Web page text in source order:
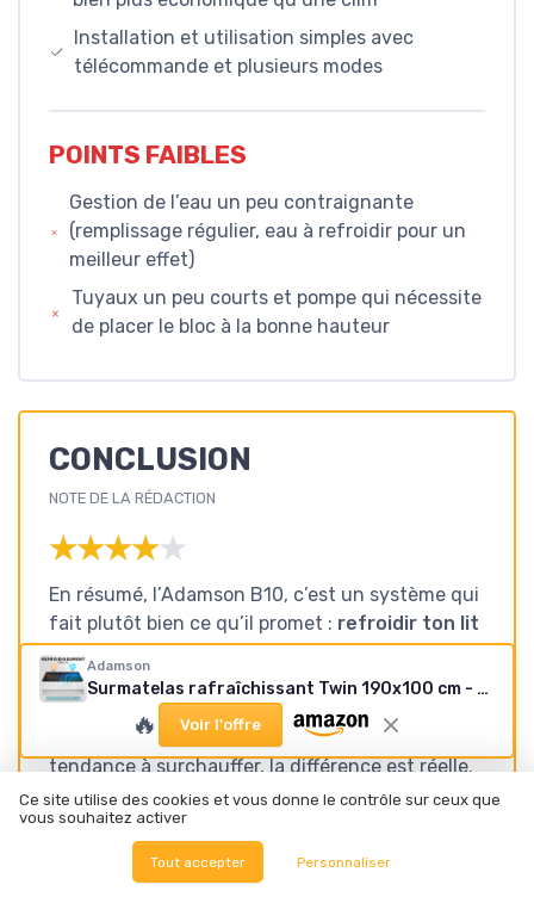
Installation et utilisation simples avec
télécommande et plusieurs modes
POINTS FAIBLES
Gestion de l’eau un peu contraignante
(remplissage régulier, eau à refroidir pour un
meilleur effet)
Tuyaux un peu courts et pompe qui nécessite
de placer le bloc à la bonne hauteur
CONCLUSION
NOTE DE LA RÉDACTION
★★★★★
★★★★★
En résumé, l’Adamson B10, c’est un système qui
fait plutôt bien ce qu’il promet : refroidir ton lit
de quelques degrés et limiter les sueurs
nocturnes, sans se transformer en usine à gaz.
Ce n’est pas une clim, ça ne va pas transformer
ta chambre en frigo, mais pour un dormeur qui a
tendance à surchauffer, la différence est réelle.
On sent clairement le lit plus frais, on s’endort
plus vite, et on se réveille moins trempé, surtout
pendant les premières heures de la nuit.
Adamson
Surmatelas rafraîchissant Twin 190x100 cm - 100% coton
🔥 Voir l'offre
Ce site utilise des cookies et vous donne le contrôle sur ceux que
vous souhaitez activer
Tout accepter Personnaliser